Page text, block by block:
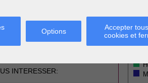
Options
Accepter
cookies et
Cette page a été vue 0fois
le mois dernier.
INTERESSER: